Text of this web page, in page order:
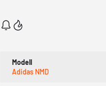
Modell
Adidas NMD